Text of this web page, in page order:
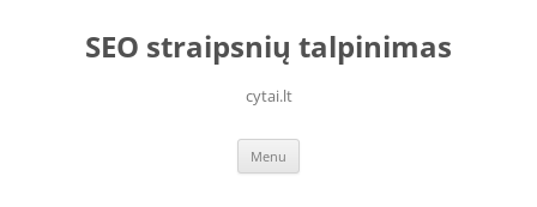
contentSEO straipsnių talpinimas
cytai.lt
Menu